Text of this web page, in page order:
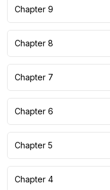
Chapter 9
Chapter 8
Chapter 7
Chapter 6
Chapter 5
Chapter 4